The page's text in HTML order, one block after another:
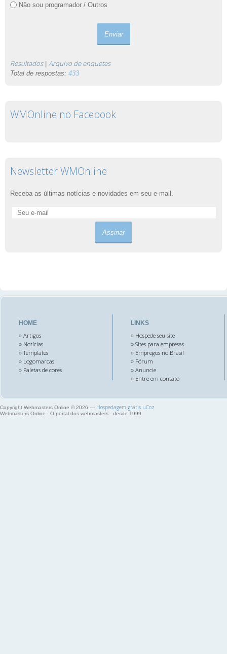
Não sou programador / Outros
Resultados| Arquivo de enquetes
Total de respostas: 433
WMOnline no Facebook
Newsletter WMOnline
Receba as últimas notícias e novidades em seu e-mail.
HOME
» Artigos
» Notícias
»Templates
» Logomarcas
» Paletas de cores
LINKS
» Hospede seu site
» Sites para empresas
» Empregos no Brasil
» Fórum
» Anuncie
» Entre em contato
Copyright Webmasters Online © 2026 — Hospedagem grátis uCoz
Webmasters Online - O portal dos webmasters - desde 1999